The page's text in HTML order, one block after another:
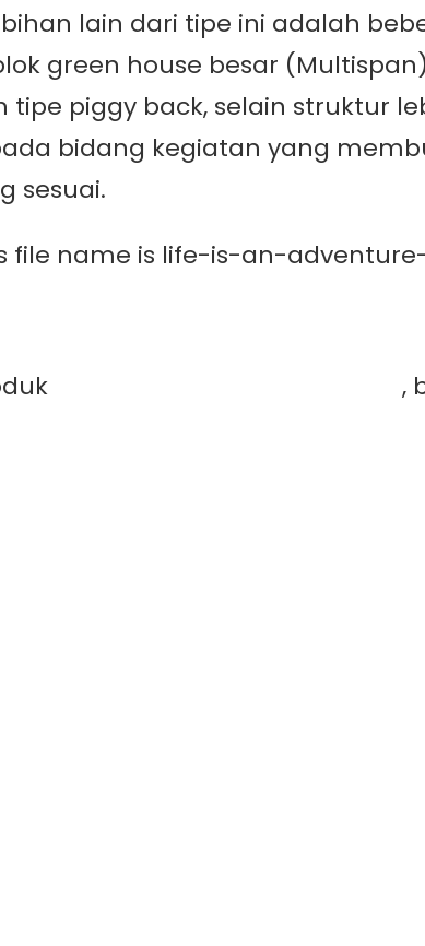
lain dari tipe ini adalah
green house besar
tipe piggy back, selain struktur
bidang kegiatan yang
sesuai.
,